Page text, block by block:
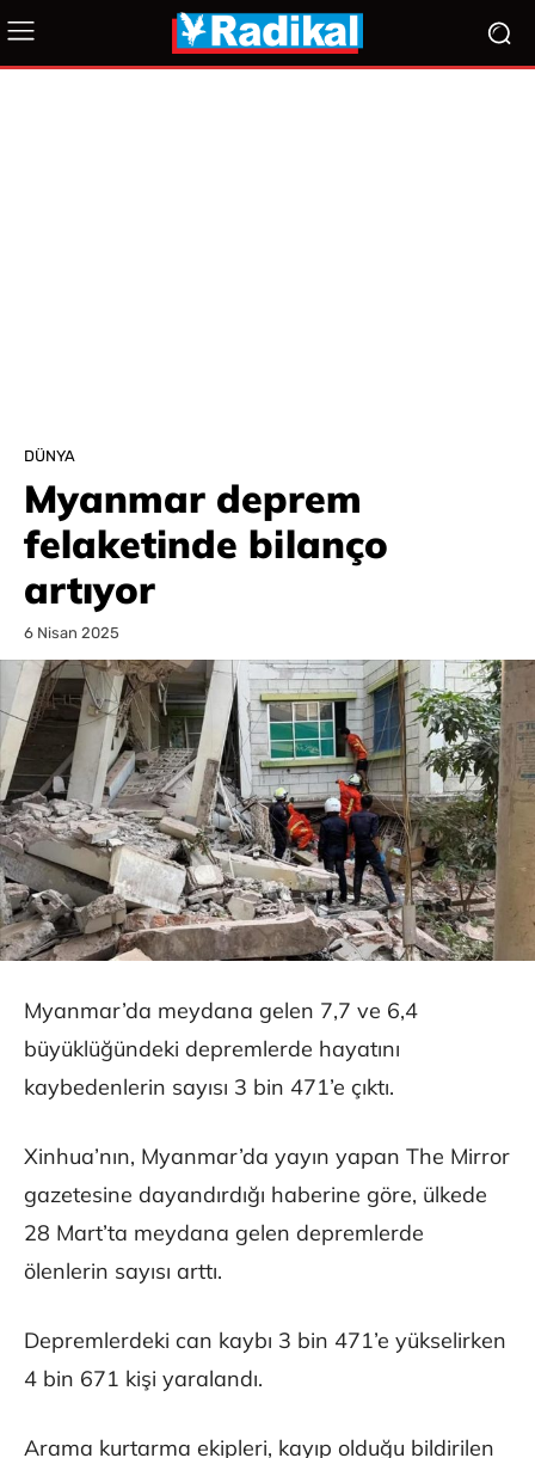
DÜNYA
Myanmar deprem
felaketinde bilanço
artıyor
6 Nisan 2025
Myanmar’da meydana gelen 7,7 ve 6,4
büyüklüğündeki depremlerde hayatını
kaybedenlerin sayısı 3 bin 471’e çıktı.
Xinhua’nın, Myanmar’da yayın yapan The Mirror
gazetesine dayandırdığı haberine göre, ülkede
28 Mart’ta meydana gelen depremlerde
ölenlerin sayısı arttı.
Depremlerdeki can kaybı 3 bin 471’e yükselirken
4 bin 671 kişi yaralandı.
Arama kurtarma ekipleri, kayıp olduğu bildirilen